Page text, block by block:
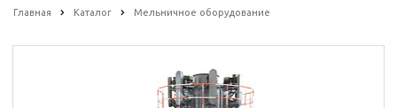
Главная Каталог Мельничное оборудование